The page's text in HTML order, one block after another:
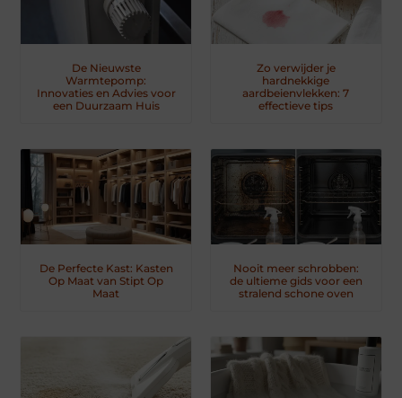
De Nieuwste
Warmtepomp:
Innovaties en Advies voor
een Duurzaam Huis
Zo verwijder je
hardnekkige
aardbeienvlekken: 7
effectieve tips
De Perfecte Kast: Kasten
Op Maat van Stipt Op
Maat
Nooit meer schrobben:
de ultieme gids voor een
stralend schone oven